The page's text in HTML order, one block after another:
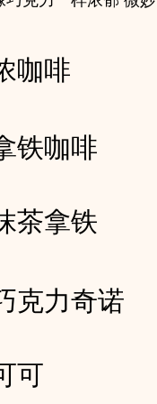
咖啡
铁咖啡
茶拿铁
克力奇诺
可